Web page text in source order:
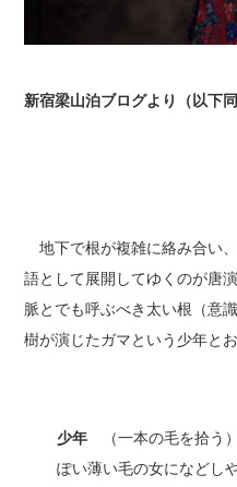
新宿梁山泊ブログより（以下同
地下で根が複雑に絡み合い
語として展開してゆくのが唐
脈とでも呼ぶべき太い根（意
樹が演じたガマという少年と
少年 （一本の毛を拾う
ぽい薄い毛の女になどし